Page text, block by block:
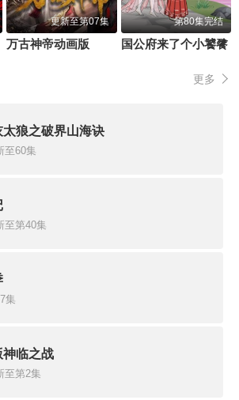
更新至第07集
万古神帝动画版
第80集完结
国公府来了个小饕餮
更多
狼之破界山海诀
至60集
至第40集
集
神临之战
至第2集